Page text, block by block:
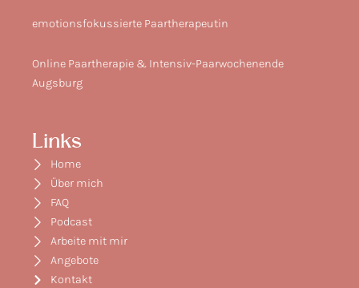
emotionsfokussierte Paartherapeutin
Online Paartherapie & Intensiv-Paarwochenende
Augsburg
Links
Home
Über mich
FAQ
Podcast
Arbeite mit mir
Angebote
Kontakt